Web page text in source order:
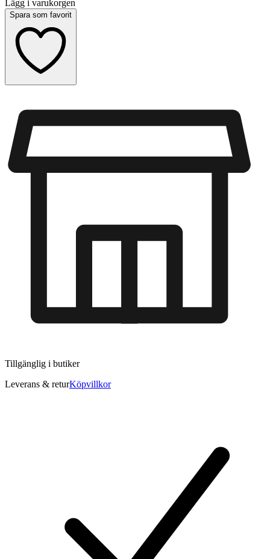
Lägg i varukorgen
Spara som favorit
Tillgänglig i butiker
Leverans & returKöpvillkor